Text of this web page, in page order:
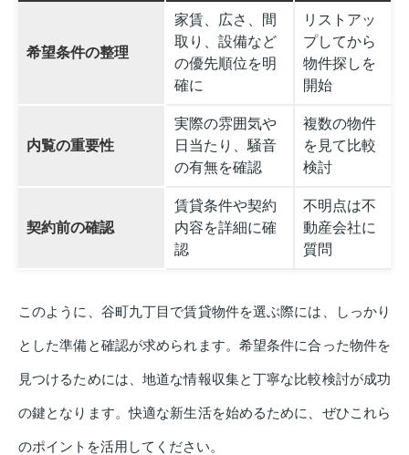
希望条件の整理
家賃、広さ、間
取り、設備など
の優先順位を明
確に
リストアッ
プしてから
物件探しを
開始
内覧の重要性
実際の雰囲気や
日当たり、騒音
の有無を確認
複数の物件
を見て比較
検討
契約前の確認
賃貸条件や契約
内容を詳細に確
認
不明点は不
動産会社に
質問
このように、谷町九丁目で賃貸物件を選ぶ際には、しっかり
とした準備と確認が求められます。希望条件に合った物件を
見つけるためには、地道な情報収集と丁寧な比較検討が成功
の鍵となります。快適な新生活を始めるために、ぜひこれら
のポイントを活用してください。